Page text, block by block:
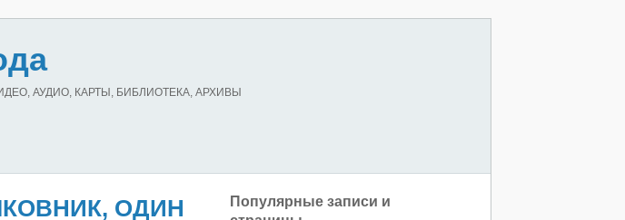
АУДИО, КАРТЫ, БИБЛИОТЕКА, АРХИВЫ
ОДИН
Популярные записи и